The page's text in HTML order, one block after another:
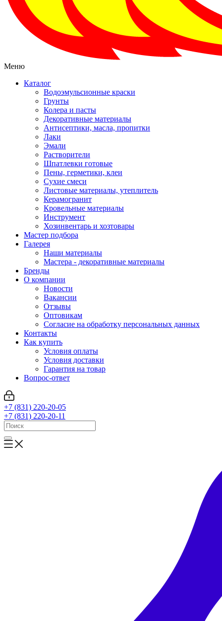
Меню
Каталог
Водоэмульсионные краски
Грунты
Колера и пасты
Декоративные материалы
Антисептики, масла, пропитки
Лаки
Эмали
Растворители
Шпатлевки готовые
Пены, герметики, клеи
Сухие смеси
Листовые материалы, утеплитель
Керамогранит
Кровельные материалы
Инструмент
Хозинвентарь и хозтовары
Мастер подбора
Галерея
Наши материалы
Мастера - декоративные материалы
Бренды
О компании
Новости
Вакансии
Отзывы
Оптовикам
Cогласие на обработку персональных данных
Контакты
Как купить
Условия оплаты
Условия доставки
Гарантия на товар
Вопрос-ответ
+7 (831) 220-20-05
+7 (831) 220-20-11